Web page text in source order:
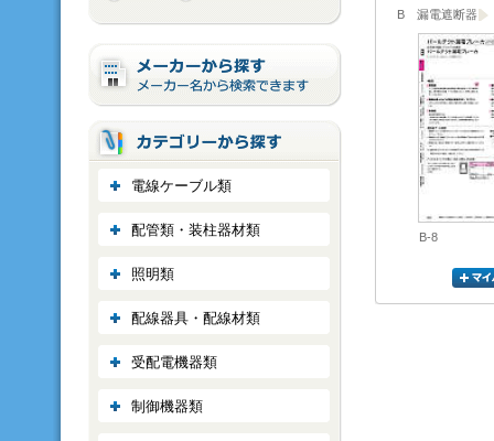
B 漏電遮断器
B-8
電線ケーブル類
配管類・装柱器材類
照明類
配線器具・配線材類
受配電機器類
制御機器類